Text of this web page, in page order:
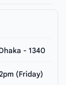
- 1340
(Friday)